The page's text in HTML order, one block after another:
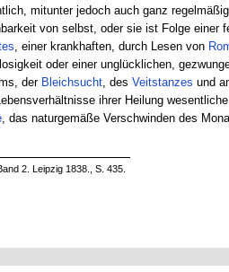
mitunter jedoch auch ganz
von selbst, oder sie ist Folge einer
, einer krankhaften, durch Lesen von
oder einer unglücklichen,
der Bleichsucht, des Veitstanzes und
ihrer Heilung
, das naturgemäße Verschwinden des
2. Leipzig 1838., S. 435.